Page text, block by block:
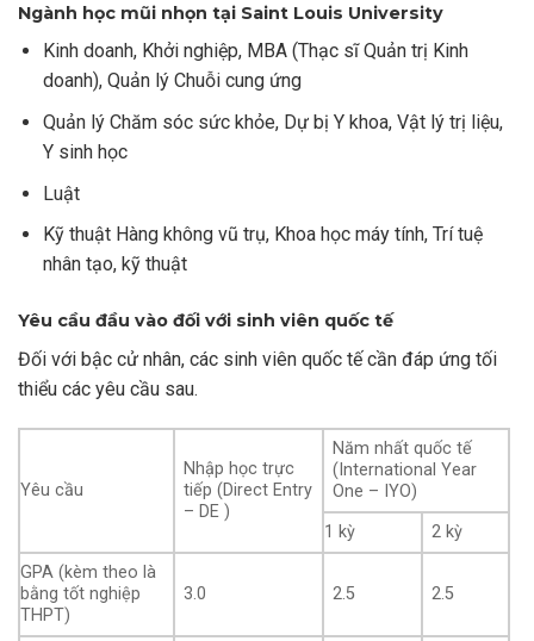
Ngành học mũi nhọn tại Saint Louis University
Kinh doanh, Khởi nghiệp, MBA (Thạc sĩ Quản trị Kinh
doanh), Quản lý Chuỗi cung ứng
Quản lý Chăm sóc sức khỏe, Dự bị Y khoa, Vật lý trị liệu,
Y sinh học
Luật
Kỹ thuật Hàng không vũ trụ, Khoa học máy tính, Trí tuệ
nhân tạo, kỹ thuật
Yêu cầu đầu vào đối với sinh viên quốc tế
Đối với bậc cử nhân, các sinh viên quốc tế cần đáp ứng tối
thiểu các yêu cầu sau.
Yêu cầu
Nhập học trực
tiếp (Direct Entry
– DE )
Năm nhất quốc tế
(International Year
One – IYO)
1 kỳ
2 kỳ
GPA (kèm theo là
bằng tốt nghiệp
THPT)
3.0 2.5 2.5